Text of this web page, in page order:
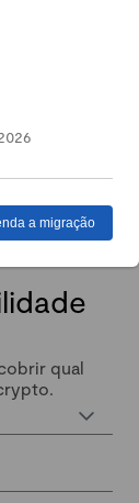
que
lucrou
qual
a migração